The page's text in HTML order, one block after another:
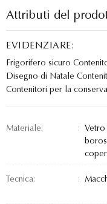
Attributi del
EVIDENZIARE:
Frigorifero sicuro
Disegno di Natale
Contenitori per la
Materiale:
Vetro
Tecnica: